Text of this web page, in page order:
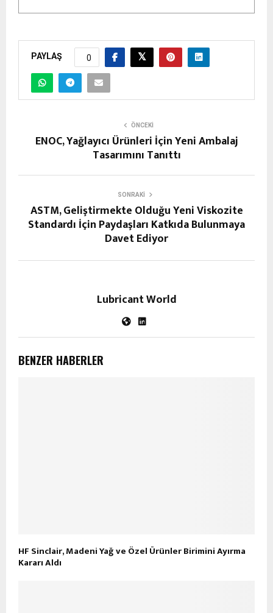
PAYLAŞ 0
ÖNCEKI
ENOC, Yağlayıcı Ürünleri İçin Yeni Ambalaj
Tasarımını Tanıttı
SONRAKI
ASTM, Geliştirmekte Olduğu Yeni Viskozite
Standardı İçin Paydaşları Katkıda Bulunmaya
Davet Ediyor
Lubricant World
BENZER HABERLER
HF Sinclair, Madeni Yağ ve Özel Ürünler Birimini Ayırma
Kararı Aldı